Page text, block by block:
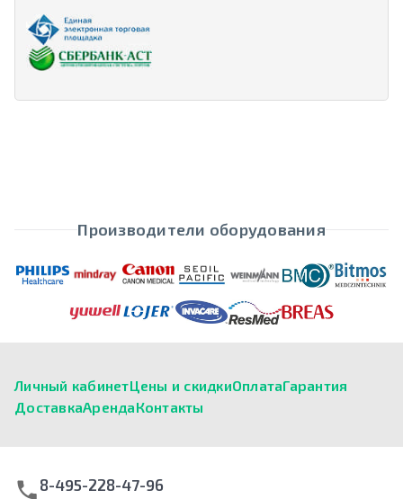
Производители оборудования
Личный кабинетЦены и скидкиОплатаГарантия
ДоставкаАрендаКонтакты
8-495-228-47-96